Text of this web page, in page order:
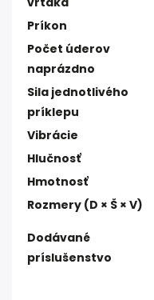
Príkon
Počet úderov
naprázdno
Sila jednotlivého
príklepu
Vibrácie
Hlučnosť
Hmotnosť
Rozmery (D × Š × V)
Dodávané
príslušenstvo